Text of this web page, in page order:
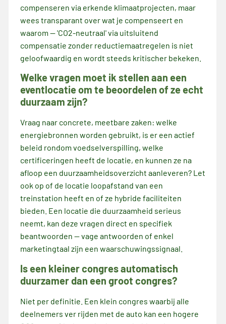
compenseren via erkende klimaatprojecten, maar
wees transparant over wat je compenseert en
waarom — 'CO2-neutraal' via uitsluitend
compensatie zonder reductiemaatregelen is niet
geloofwaardig en wordt steeds kritischer bekeken.
Welke vragen moet ik stellen aan een
eventlocatie om te beoordelen of ze echt
duurzaam zijn?
Vraag naar concrete, meetbare zaken: welke
energiebronnen worden gebruikt, is er een actief
beleid rondom voedselverspilling, welke
certificeringen heeft de locatie, en kunnen ze na
afloop een duurzaamheidsoverzicht aanleveren? Let
ook op of de locatie loopafstand van een
treinstation heeft en of ze hybride faciliteiten
bieden. Een locatie die duurzaamheid serieus
neemt, kan deze vragen direct en specifiek
beantwoorden — vage antwoorden of enkel
marketingtaal zijn een waarschuwingssignaal.
Is een kleiner congres automatisch
duurzamer dan een groot congres?
Niet per definitie. Een klein congres waarbij alle
deelnemers ver rijden met de auto kan een hogere